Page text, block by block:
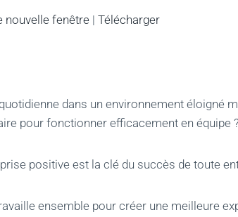
nouvelle fenêtre |Télécharger
dans un environnement éloigné
pour fonctionner efficacement en équipe ?
positive est la clé du succès de toute
ensemble pour créer une meilleure